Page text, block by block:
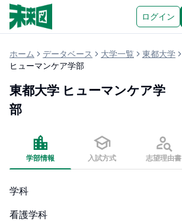
ログイン
ホーム データベース 大学一覧
東都大学
ヒューマンケア学部
東都大学 ヒューマンケア学
部
学部情報 入試方式 志望理由書
学科
看護学科